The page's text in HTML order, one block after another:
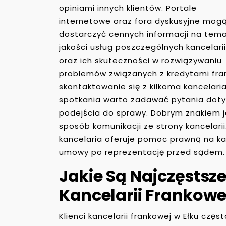
opiniami innych klientów. Portale
internetowe oraz fora dyskusyjne
dostarczyć cennych informacji na
jakości usług poszczególnych kancelarii
oraz ich skuteczności w rozwiązywaniu
problemów związanych z kredytami
skontaktowanie się z kilkoma
spotkania warto zadawać pytania
podejścia do sprawy. Dobrym
sposób komunikacji ze strony
kancelaria oferuje pomoc prawną na
umowy po reprezentację przed sądem.
Jakie Są
Kancelarii
Klienci kancelarii frankowej w Ełku